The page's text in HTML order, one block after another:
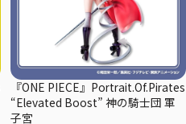
『ONE PIECE』Portrait.Of.Pirates
“Elevated Boost” 神の騎士団 軍
子宮